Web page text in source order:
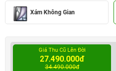
Xám Không Gian
Giá Thu Cũ Lên Đời
27.490.000đ
34.490.000đ